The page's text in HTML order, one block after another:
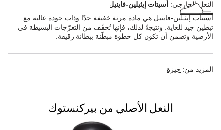
النعل الخارجي: أسيتات إيثيلين-فاينيل
أسيتات إيثيلين-فاينيل هي مادة مرنة خفيفة جدًا وذات جودة عالية مع
تبطين جيد للغاية. ونتيجةً لذلك، فإنها تُخفّف من التعرّجات البسيطة في
الأرضية وتضمن أن تكون كل خطوة مبطّنة ببطانة رقيقة.
المزيد من: جيزة
النعل الأصلي من بيركنستوك